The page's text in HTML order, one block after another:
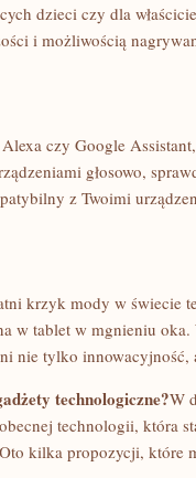
dzieci ⁤czy dla
i ⁣możliwością
czy Google
⁢głosowo,
z Twoimi
krzyk mody w świecie
w‌ tablet w mgnieniu
nie tylko ‌innowacyjność,
technologiczne?W
technologii, która
kilka ​propozycji, które